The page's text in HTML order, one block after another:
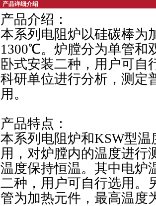
产品详细介绍
产品介绍：
本系列电阻炉以硅碳棒为
1300℃。炉膛分为单管和
卧式安装二种，用户可自
科研单位进行分析，测定
用。
产品特点：
本系列电阻炉和KSW型
用，对炉膛内的温度进行
温度保持恒温。其中电炉
二种，用户可自行选用。
管为加热元件，最高温度